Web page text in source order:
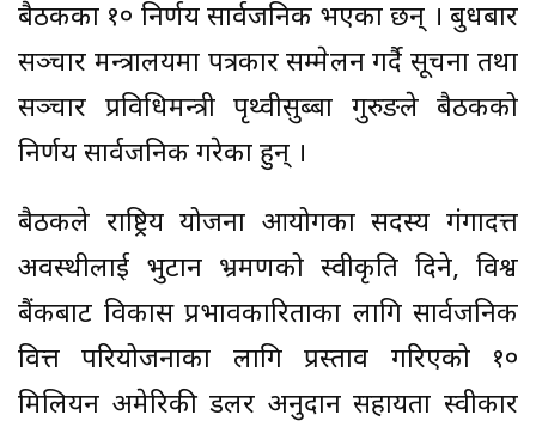
बैठकका १० निर्णय सार्वजनिक भएका छन् । बुधबार
सञ्चार मन्त्रालयमा पत्रकार सम्मेलन गर्दै सूचना तथा
सञ्चार प्रविधिमन्त्री पृथ्वीसुब्बा गुरुङले बैठकको
निर्णय सार्वजनिक गरेका हुन् ।
बैठकले राष्ट्रिय योजना आयोगका सदस्य गंगादत्त
अवस्थीलाई भुटान भ्रमणको स्वीकृति दिने, विश्व
बैंकबाट विकास प्रभावकारिताका लागि सार्वजनिक
वित्त परियोजनाका लागि प्रस्ताव गरिएको १०
मिलियन अमेरिकी डलर अनुदान सहायता स्वीकार